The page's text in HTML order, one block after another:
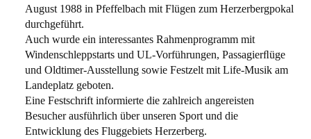
August 1988 in Pfeffelbach mit Flügen zum Herzerbergpokal
durchgeführt.
Auch wurde ein interessantes Rahmenprogramm mit
Windenschleppstarts und UL-Vorführungen, Passagierﬂüge
und Oldtimer-Ausstellung sowie Festzelt mit Life-Musik am
Landeplatz geboten.
Eine Festschrift informierte die zahlreich angereisten
Besucher ausführlich über unseren Sport und die
Entwicklung des Fluggebiets Herzerberg.